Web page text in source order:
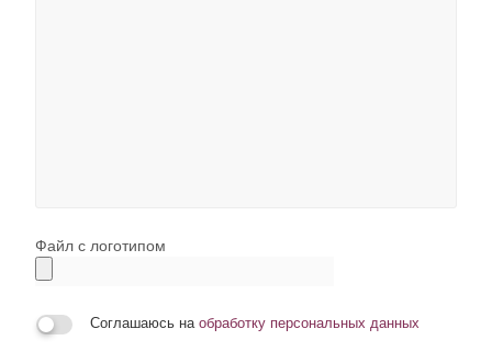
Файл с логотипом
Соглашаюсь на обработку персональных данных